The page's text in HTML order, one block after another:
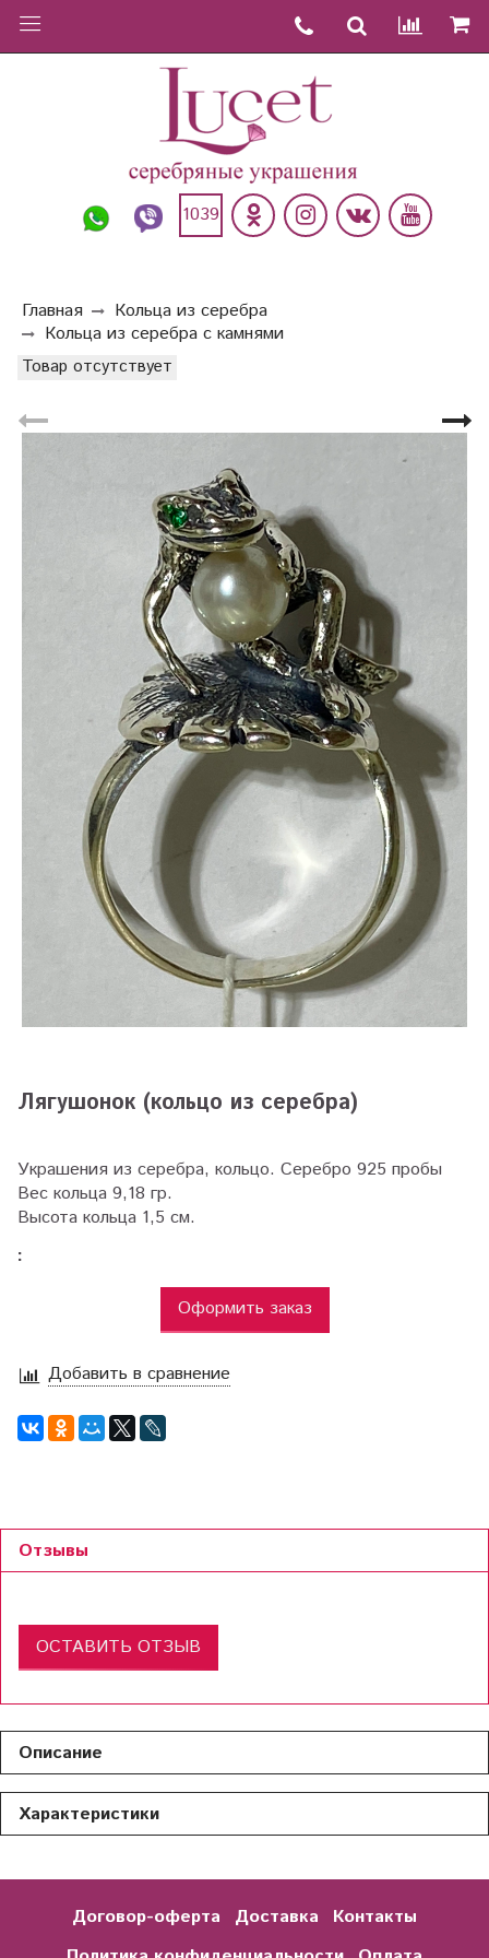
1039
Главная
Кольца из серебра
Кольца из серебра с камнями
Товар отсутствует
Лягушонок (кольцо из серебра)
Украшения из серебра, кольцо. Серебро 925 пробы
Вес кольца 9,18 гр.
Высота кольца 1,5 см.
:
Оформить заказ
Добавить в сравнение
Отзывы
ОСТАВИТЬ ОТЗЫВ
Описание
Характеристики
Договор-оферта Доставка
Контакты